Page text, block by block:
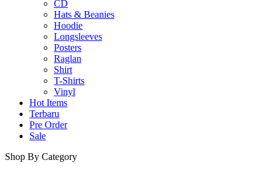
CD
Hats & Beanies
Hoodie
Longsleeves
Posters
Raglan
Shirt
T-Shirts
Vinyl
Hot Items
Terbaru
Pre Order
Sale
Shop By Category